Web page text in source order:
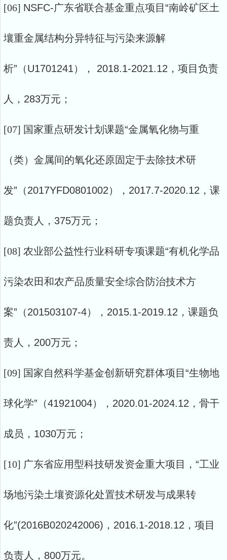
[06] NSFC-广东省联合基金重点项目“南岭矿区土
壤重金属结构分异特征与污染来源解
析”（U1701241）， 2018.1-2021.12，项目负责
人，283万元；
[07] 国家重点研发计划课题“金属氧化物与重
（类）金属间的氧化还原固定于去除技术研
发”（2017YFD0801002），2017.7-2020.12，课
题负责人，375万元；
[08] 农业部公益性行业科研专项课题“有机化学品
污染农田和农产品质量安全综合防治技术方
案”（201503107-4），2015.1-2019.12，课题负
责人，200万元；
[09] 国家自然科学基金创新研究群体项目 “生物地
球化学”（41921004），2020.01-2024.12，骨干
成员，1030万元；
[10] 广东省应用型科技研发资金重大项目， “工业
场地污染土壤资源化处置技术研发与成果转
化”(2016B020242006)，2016.1-2018.12，项目
负责人，800万元。